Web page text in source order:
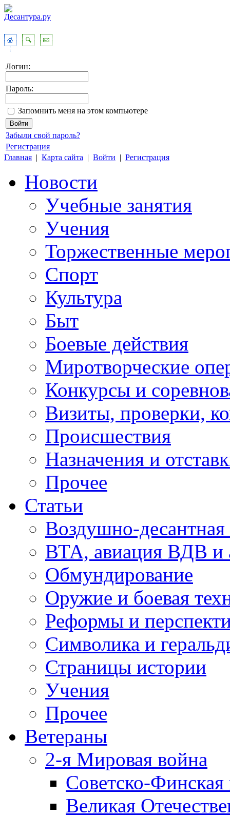
Логин:
Пароль:
Запомнить меня на этом компьютере
Забыли свой пароль?
Регистрация
Главная | Карта сайта | Войти | Регистрация
Новости
Учебные занятия
Учения
Торжественные
Спорт
Культура
Быт
Боевые действия
Миротворческие
Конкурсы и
Визиты, проверки,
Происшествия
Назначения и
Прочее
Статьи
Воздушно-десантная
ВТА, авиация ВДВ и
Обмундирование
Оружие и боевая
Реформы и
Символика и
Страницы истории
Учения
Прочее
Ветераны
2-я Мировая война
Советско-
Великая